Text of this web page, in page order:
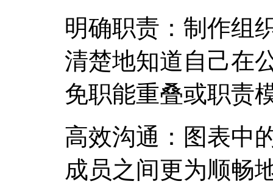
明确职责：制作组
清楚地知道自己在
免职能重叠或职责
高效沟通：图表中
成员之间更为顺畅